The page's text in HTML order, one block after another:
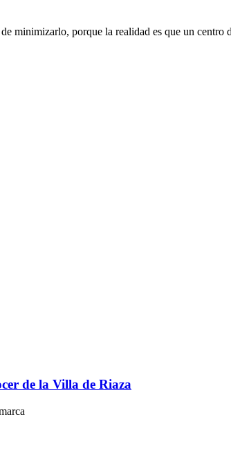
minimizarlo, porque la realidad es que un
de la Villa de Riaza